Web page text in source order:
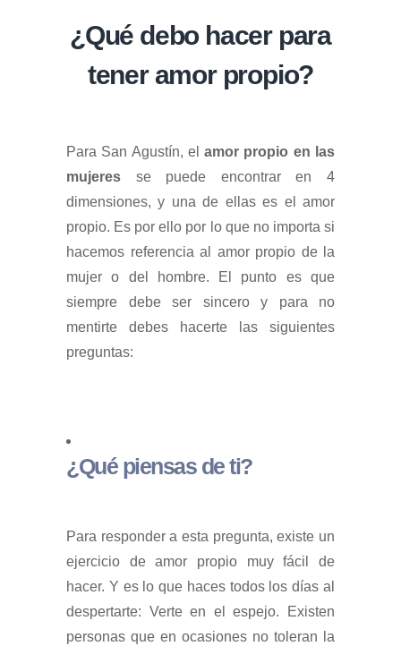
¿Qué debo hacer para
tener amor propio?
Para San Agustín, elamor propio en las
mujeres se puede encontrar en 4
dimensiones, y una de ellas es el amor
propio. Es por ello por lo que no importa si
hacemos referencia al amor propio de la
mujer o del hombre. El punto es que
siempre debe ser sincero y para no
mentirte debes hacerte las siguientes
preguntas:
¿Qué piensas de ti?
Para responder a esta pregunta, existe un
ejercicio de amor propio muy fácil de
hacer. Y es lo que haces todos los días al
despertarte: Verte en el espejo. Existen
personas que en ocasiones no toleran la